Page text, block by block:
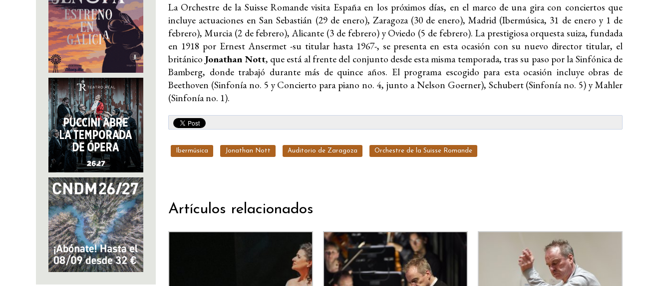
La Orchestre de la Suisse Romande visita España en los próximos días, en el marco de una gira con conciertos que
incluye actuaciones en San Sebastián (29 de enero), Zaragoza (30 de enero), Madrid (Ibermúsica, 31 de enero y 1 de
febrero), Murcia (2 de febrero), Alicante (3 de febrero) y Oviedo (5 de febrero). La prestigiosa orquesta suiza, fundada
en 1918 por Ernest Ansermet -su titular hasta 1967-, se presenta en esta ocasión con su nuevo director titular, el
británico Jonathan Nott, que está al frente del conjunto desde esta misma temporada, tras su paso por la Sinfónica de
Bamberg, donde trabajó durante más de quince años. El programa escogido para esta ocasión incluye obras de
Beethoven (Sinfonía no. 5 y Concierto para piano no. 4, junto a Nelson Goerner), Schubert (Sinfonía no. 5) y Mahler
(Sinfonía no. 1).
Ibermúsica Jonathan Nott Auditorio de Zaragoza Orchestre de la Suisse Romande
Artículos relacionados